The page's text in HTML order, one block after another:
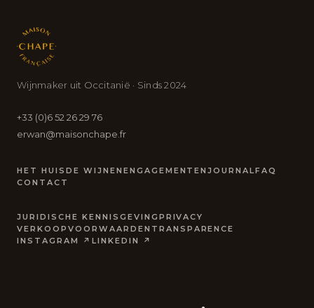
Wijnmaker uit Occitanië · Sinds 2024
+33 (0)6 52 26 29 76
erwan@maisonchape.fr
HET HUIS DE WIJNEN ENGAGEMENTENJOURNALFAQ
CONTACT
JURIDISCHE KENNISGEVING PRIVACY
VERKOOPVOORWAARDEN TRANSPARENCE
INSTAGRAM ↗ LINKEDIN ↗